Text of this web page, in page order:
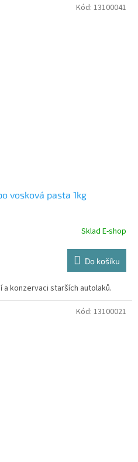
vosková pasta 1kg
Sklad E-shop
Do košíku
konzervaci starších autolaků.
Kód: 13100041
Kód: 13100021